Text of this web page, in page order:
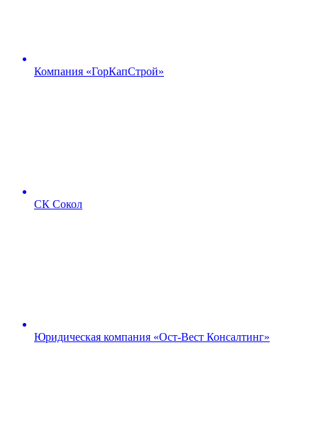
Компания «ГорКапСтрой»
СК Сокол
Юридическая компания «Ост-Вест Консалтинг»